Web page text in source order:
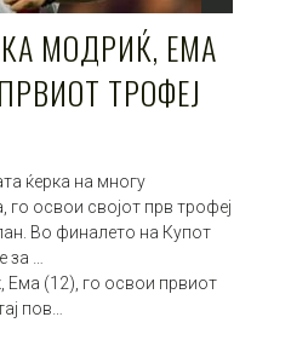
МОДРИЌ, ЕМА
ТРОФЕЈ
ќерка на многу
го освои својот прв трофеј
Во финалето на Купот
…
Ема (12), го освои првиот
пов…